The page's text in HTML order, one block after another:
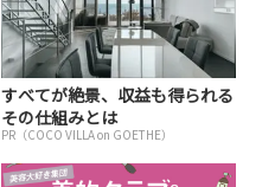
すべてが絶景、収益も得られる
その仕組みとは
PR（COCO VILLA on GOETHE）